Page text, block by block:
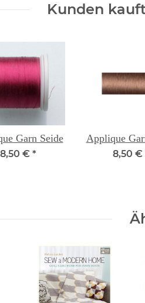
Kunden
Garn Seide
8,50 € *
Applique
8,50 €